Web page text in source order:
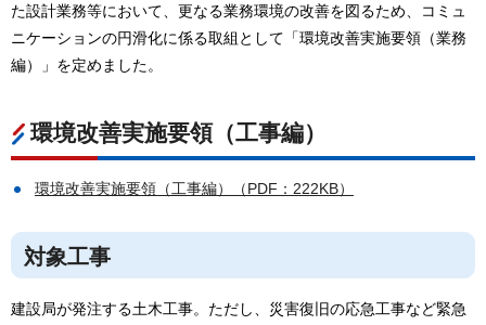
た設計業務等において、更なる業務環境の改善を図るため、コミュ
ニケーションの円滑化に係る取組として「環境改善実施要領（業務
編）」を定めました。
環境改善実施要領（工事編）
環境改善実施要領（工事編）（PDF：222KB）
対象工事
建設局が発注する土木工事。ただし、災害復旧の応急工事など緊急